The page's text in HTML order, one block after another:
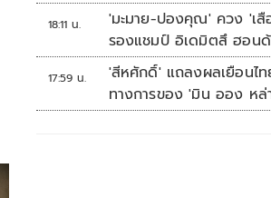
18:11 น.
'มะมาย-ปองคุณ' ควง 'เสื
รองแชมป์ อิเดมิตสึ ฮอน
ทาเลนต์ คัพ สนาม 3
17:59 น.
'สีหศักดิ์' แถลงผลเยือนไท
ทางการของ 'มิน ออง ห
เมียนมากลับสู่อาเซียน